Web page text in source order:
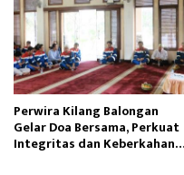
Perwira Kilang Balongan
Gelar Doa Bersama, Perkuat
Integritas dan Keberkahan